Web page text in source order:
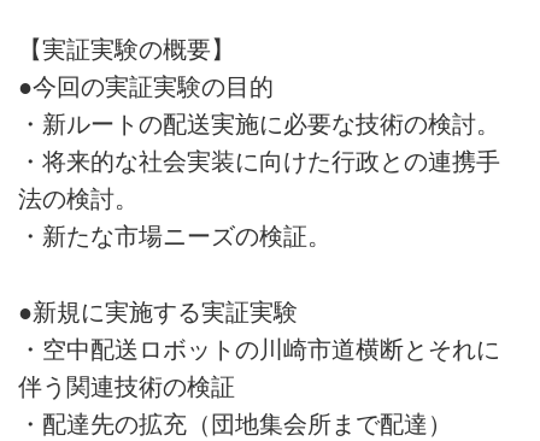
【実証実験の概要】
●今回の実証実験の目的
・新ルートの配送実施に必要な技術の検討。
・将来的な社会実装に向けた行政との連携手
法の検討。
・新たな市場ニーズの検証。
●新規に実施する実証実験
・空中配送ロボットの川崎市道横断とそれに
伴う関連技術の検証
・配達先の拡充（団地集会所まで配達）